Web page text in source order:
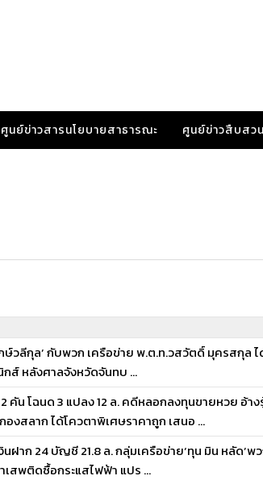
ศูนย์ข่าวสารนโยบายสาธารณะ ศูนย์ข่าวสืบสวน
วลีกุล’ กับพวก เครือข่าย พ.ต.ท.วสวัตดิ์ มุครสกุล ไ
ส์ หลังศาลจังหวัดจันทบ ...
น โฉนด 3 แปลง 12 ล. คดีหลอกลงทุนขายหวย อ้า
งสลาก ได้โควตาพิเศษราคาถูก เสนอ ...
ฝาก 24 บัญชี 21.8 ล. กลุ่มเครือข่าย‘ทุน มิน หลัด’พ
สพติดซื้อกระแสไฟฟ้า แปร ...